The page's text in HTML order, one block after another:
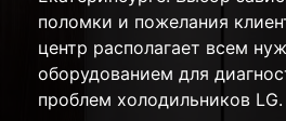
поломки и пожелания
центр располагает всем
оборудованием для
проблем холодильников LG.